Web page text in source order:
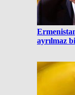
ayrılmaz